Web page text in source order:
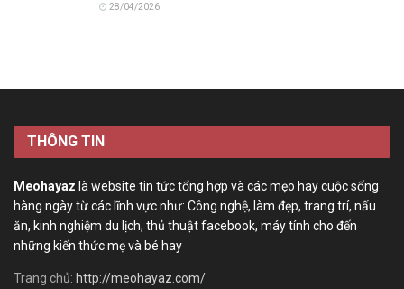
28/04/2026
THÔNG TIN
Meohayaz là website tin tức tổng hợp và các mẹo hay cuộc sống
hàng ngày từ các lĩnh vực như: Công nghệ, làm đẹp, trang trí, nấu
ăn, kinh nghiệm du lịch, thủ thuật facebook, máy tính cho đến
những kiến thức mẹ và bé hay
Trang chủ: http://meohayaz.com/